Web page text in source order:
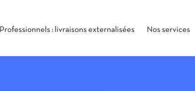
Professionnels : livraisons externalisées Nos services